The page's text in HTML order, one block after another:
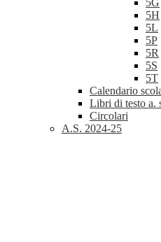
5G
5H
5L
5P
5R
5S
5T
Calendario
Libri di testo a.
Circolari
A.S. 2024-25